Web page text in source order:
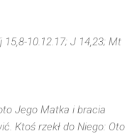
15,8-10.12.17; J 14,23; Mt
Jego Matka i bracia
Ktoś rzekł do Niego: Oto